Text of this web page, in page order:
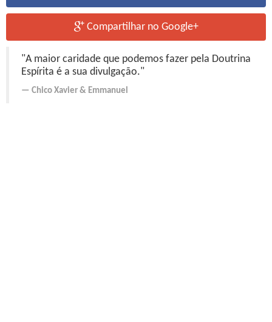
Compartilhar no Google+
"A maior caridade que podemos fazer pela Doutrina
Espírita é a sua divulgação."
Chico Xavier & Emmanuel